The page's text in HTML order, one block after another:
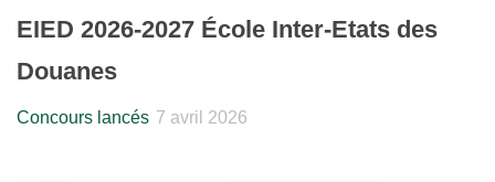
EIED 2026-2027 École Inter-Etats des
Douanes
Concours lancés 7 avril 2026